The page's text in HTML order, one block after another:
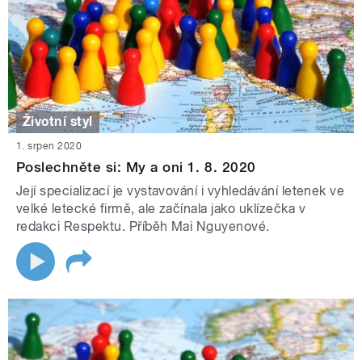
Životní styl
1. srpen 2020
Poslechněte si: My a oni 1. 8. 2020
Její specializací je vystavování i vyhledávání letenek ve
velké letecké firmě, ale začínala jako uklízečka v
redakci Respektu. Příběh Mai Nguyenové.